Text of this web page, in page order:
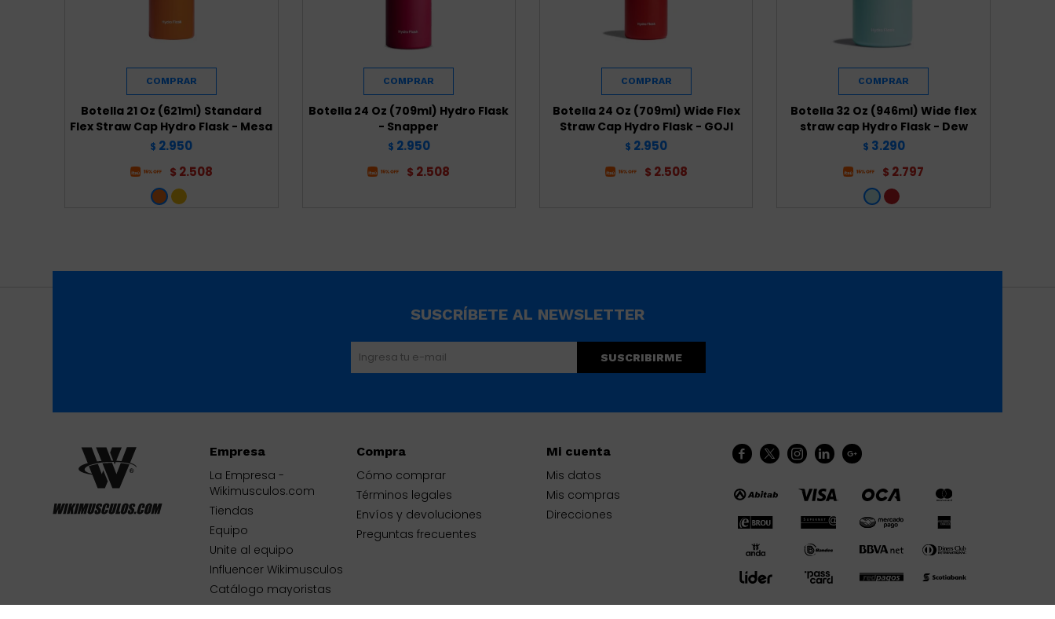
Botella 21 Oz (621ml) Standard
Flex Straw Cap Hydro Flask - Mesa
$ 2.950
$ 2.508
Botella 24 Oz (709ml) Hydro Flask
- Snapper
$ 2.950
$ 2.508
Botella 24 Oz (709ml) Wide Flex
Straw Cap Hydro Flask - GOJI
$ 2.950
$ 2.508
Botella 32 Oz (946ml) Wide flex
straw cap Hydro Flask - Dew
$ 3.290
$ 2.797
    
Empresa
La Empresa -
Wikimusculos.com
Tiendas
Equipo
Unite al equipo
Influencer Wikimusculos
Catálogo mayoristas
Contacto
Compra
Cómo comprar
Términos legales
Envíos y devoluciones
Preguntas frecuentes
Mi cuenta
Mis datos
Mis compras
Direcciones
SUSCRÍBETE AL NEWSLETTER
SUSCRIBIRME